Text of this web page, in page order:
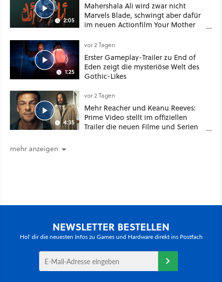
2:05
Mahershala Ali wird zwar nicht
Marvels Blade, schwingt aber dafür
im neuen Actionfilm Your Mother
Schwert
1:25
vor 2 Tagen
Erster Gameplay-Trailer zu End of
Eden zeigt die mysteriöse Welt des
Gothic-Likes
4:35
vor 2 Tagen
Mehr Reacher und Keanu Reeves:
Prime Video stellt im offiziellen
Trailer die neuen Filme und Serien
mehr anzeigen
NEWSLETTER BESTELLEN
Hol' dir die neuesten Infos zu Games und Hardware direkt ins Postfach